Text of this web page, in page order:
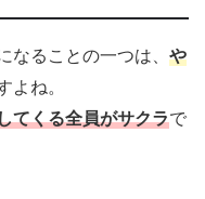
ることの一つは、 や
よね。
てくる全員がサクラで